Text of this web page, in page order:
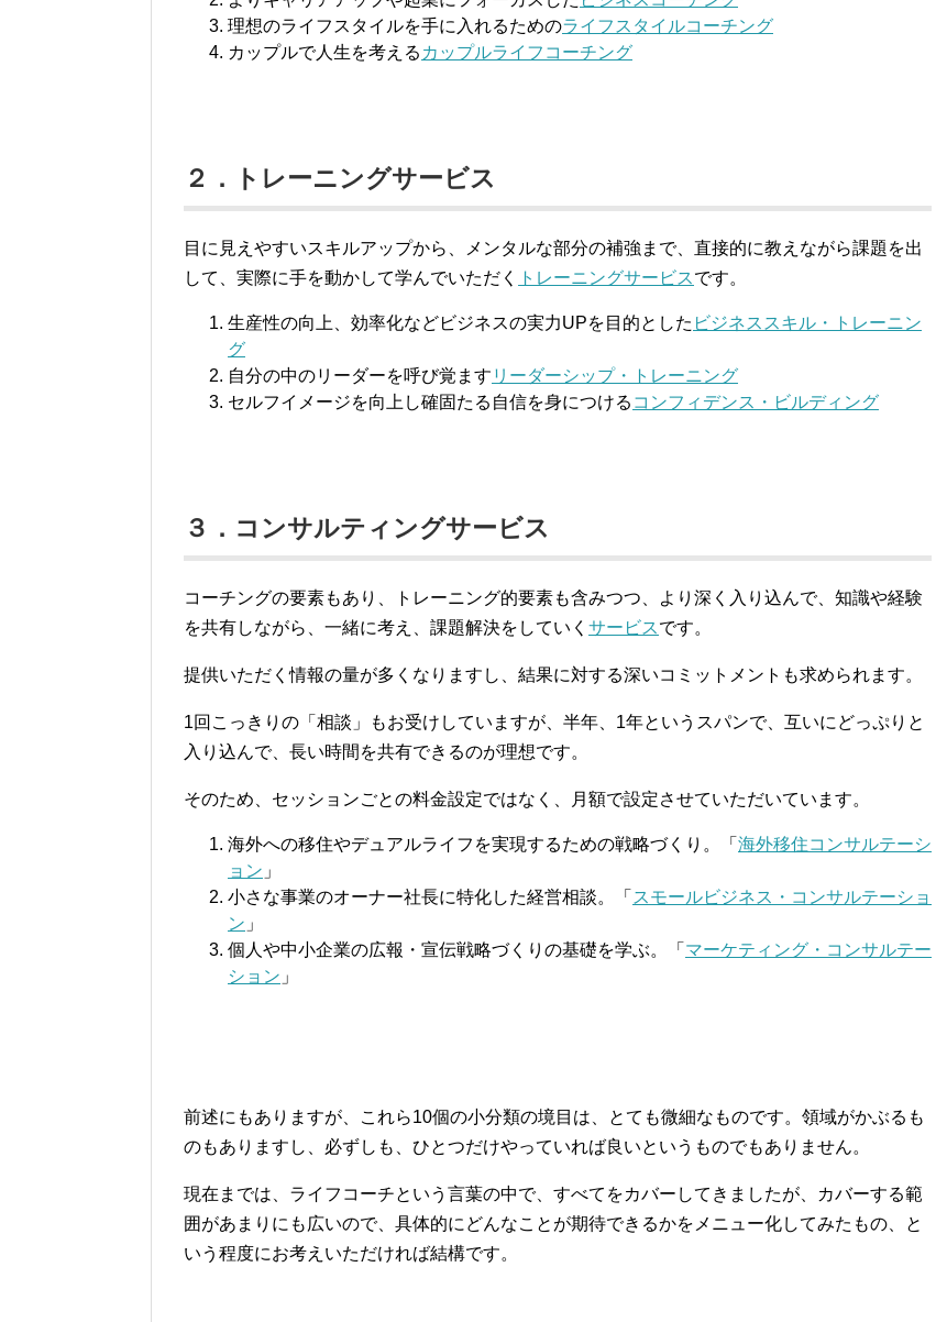
理想のライフスタイルを手に入れるためのライフスタイルコーチング
カップルで人生を考える カップルライフコーチング
２．トレーニングサービス
目に見えやすいスキルアップから、メンタルな部分の補強まで、直接的に教えながら課題を出
して、実際に手を動かして学んでいただく
トレーニングサービスです。
生産性の向上、効率化などビジネスの実力UPを目的とした ビジネススキル・トレーニン
グ
自分の中のリーダーを呼び覚ます リーダーシップ・トレーニング
セルフイメージを向上し確固たる自信を身につける コンフィデンス・ビルディング
３．コンサルティングサービス
コーチングの要素もあり、トレーニング的要素も含みつつ、より深く入り込んで、知識や経験
を共有しながら、一緒に考え、課題解決をしていく サービスです。
提供いただく情報の量が多くなりますし、結果に対する深いコミットメントも求められます。
1回こっきりの「相談」もお受けしていますが、半年、1年というスパンで、互いにどっぷりと
入り込んで、長い時間を共有できるのが理想です。
そのため、セッションごとの料金設定ではなく、月額で設定させていただいています。
海外への移住やデュアルライフを実現するための戦略づくり。「 海外移住コンサルテーシ
ョン 」
小さな事業のオーナー社長に特化した経営相談。「 スモールビジネス・コンサルテーショ
ン 」
個人や中小企業の広報・宣伝戦略づくりの基礎を学ぶ。「 マーケティング・コンサルテー
ション 」
前述にもありますが、これら10個の小分類の境目は、とても微細なものです。領域がかぶるも
のもありますし、必ずしも、ひとつだけやっていれば良いというものでもありません。
現在までは、ライフコーチという言葉の中で、すべてをカバーしてきましたが、カバーする範
囲があまりにも広いので、具体的にどんなことが期待できるかをメニュー化してみたもの、と
いう程度にお考えいただければ結構です。